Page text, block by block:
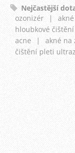
Nejčastější
ozonizér
| akné
hloubkové
acne
| akné na
čištění pleti